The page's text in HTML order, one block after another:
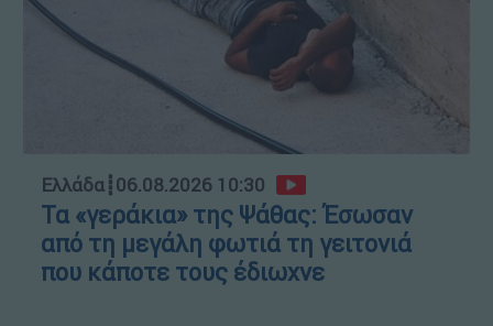
Ελλάδα┋06.08.2026 10:30
Τα «γεράκια» της Ψάθας: Έσωσαν
από τη μεγάλη φωτιά τη γειτονιά
που κάποτε τους έδιωχνε